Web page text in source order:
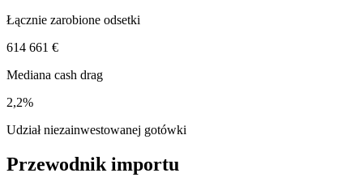
Łącznie zarobione odsetki
614 661 €
Mediana cash drag
2,2%
Udział niezainwestowanej gotówki
Przewodnik importu